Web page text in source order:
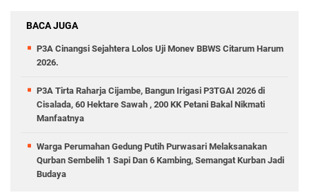
BACA JUGA
P3A Cinangsi Sejahtera Lolos Uji Monev BBWS Citarum Harum
2026.
P3A Tirta Raharja Cijambe, Bangun Irigasi P3TGAI 2026 di
Cisalada, 60 Hektare Sawah , 200 KK Petani Bakal Nikmati
Manfaatnya
Warga Perumahan Gedung Putih Purwasari Melaksanakan
Qurban Sembelih 1 Sapi Dan 6 Kambing, Semangat Kurban Jadi
Budaya